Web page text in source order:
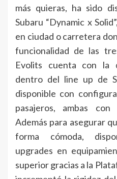
más quieras, ha sido
Subaru “Dynamic x
en ciudad o carretera
funcionalidad de las
Evolits cuenta con la
dentro del line up de
disponible con
pasajeros, ambas
Además para asegurar
forma cómoda,
upgrades en
superior gracias a la